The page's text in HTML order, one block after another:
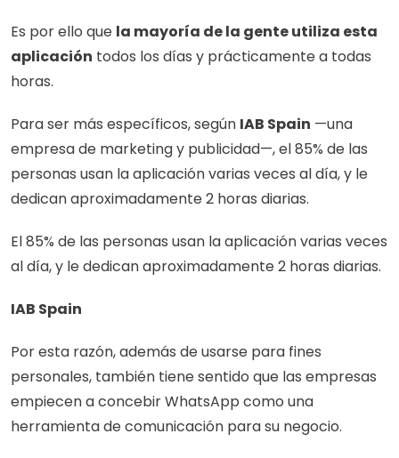
Es por ello que la mayoría de la gente utiliza esta
aplicación todos los días y prácticamente a todas
horas.
Para ser más específicos, según IAB Spain —una
empresa de marketing y publicidad—, el 85% de las
personas usan la aplicación varias veces al día, y le
dedican aproximadamente 2 horas diarias.
El 85% de las personas usan la aplicación varias veces
al día, y le dedican aproximadamente 2 horas diarias.
IAB Spain
Por esta razón, además de usarse para fines
personales, también tiene sentido que las empresas
empiecen a concebir WhatsApp como una
herramienta de comunicación para su negocio.